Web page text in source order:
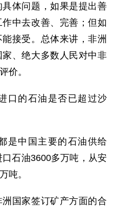
体问题，如果是提出善
中去改善、完善；但如
接受。总体来讲，非洲
、绝大多数人民对中非
价。
的石油是否已超过沙
中国主要的石油供给
石油3600多万吨，从安
吨。
国家签订矿产方面的合